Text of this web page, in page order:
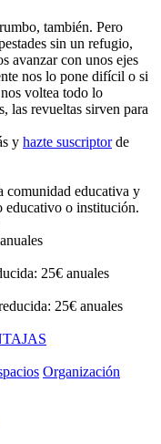
también. Pero
sin un refugio,
avanzar con unos ejes
nos lo pone difícil o si
voltea todo lo
las revueltas sirven para
y hazte suscriptor de
comunidad educativa y
educativo o institución.
25€ anuales
25€ anuales
Organización